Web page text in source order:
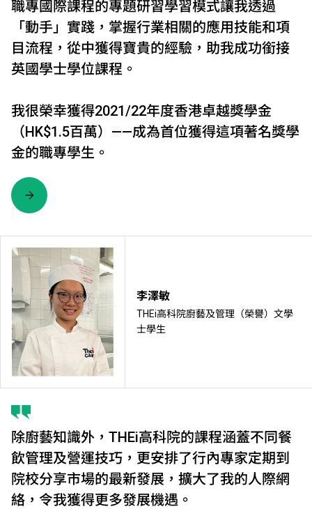
職專國際課程的專題研習學習模式讓我透過
「動手」實踐，掌握行業相關的應用技能和項
目流程，從中獲得寶貴的經驗，助我成功銜接
英國學士學位課程。
我很榮幸獲得2021/22年度香港卓越獎學金
（HK$1.5百萬）——成為首位獲得這項著名獎學
金的職專學生。
李澤敏
THEi高科院廚藝及管理（榮譽）文學
士學生
除廚藝知識外，THEi高科院的課程涵蓋不同餐
飲管理及營運技巧，更安排了行內專家定期到
院校分享市場的最新發展，擴大了我的人際網
絡，令我獲得更多發展機遇。